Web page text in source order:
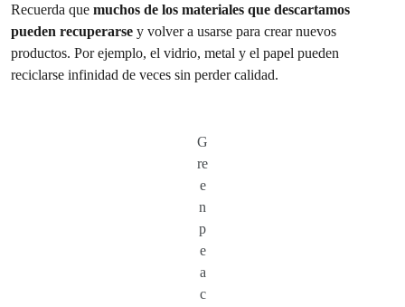
Recuerda que muchos de los materiales que descartamos
pueden recuperarse y volver a usarse para crear nuevos
productos. Por ejemplo, el vidrio, metal y el papel pueden
reciclarse infinidad de veces sin perder calidad.
G
re
e
n
p
e
a
c